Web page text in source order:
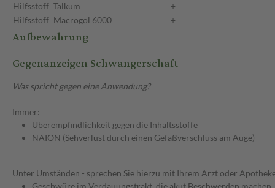
Hilfsstoff Talkum
+
Hilfsstoff Macrogol 6000 +
Aufbewahrung
Gegenanzeigen Schwangerschaft
Was spricht gegen eine Anwendung?
Immer:
Überempfindlichkeit gegen die Inhaltsstoffe
NAION (Sehverlust durch einen Gefäßverschluss am Auge)
Unter Umständen - sprechen Sie hierzu mit Ihrem Arzt oder
Geschwüre im Verdauungstrakt, die akut Beschwerden machen